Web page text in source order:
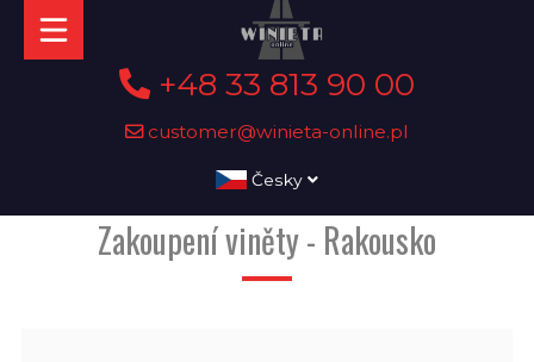
+48 33 813 90 00
customer@winieta-online.pl
Česky
Zakoupení viněty - Rakousko